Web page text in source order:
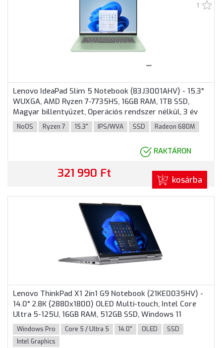
1
Lenovo IdeaPad Slim 5 Notebook (83J3001AHV) - 15.3"
WUXGA, AMD Ryzen 7-7735HS, 16GB RAM, 1TB SSD,
Magyar billentyűzet, Operációs rendszer nélkül, 3 év
garancia, Zöld színben
NoOS Ryzen 7 15.3" IPS/WVA SSD Radeon 680M
RAKTÁRON
321 990 Ft kosárba
Lenovo ThinkPad X1 2in1 G9 Notebook (21KE0035HV) -
14.0" 2.8K (2880x1800) OLED Multi-touch, Intel Core
Ultra 5-125U, 16GB RAM, 512GB SSD, Windows 11
Professional, 3 év garancia, Szürke színben
Windows Pro Core 5 / Ultra 5 14.0" OLED
SSD
Intel Graphics